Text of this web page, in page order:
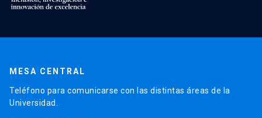
MESA CENTRAL
Teléfono para comunicarse con las distintas áreas de la
Universidad.